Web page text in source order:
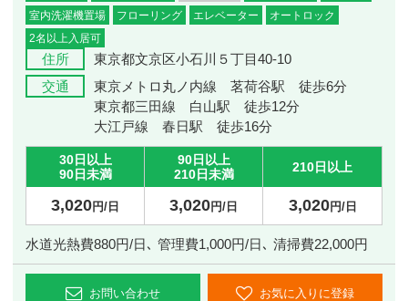
室内洗濯機置場
フローリング エレベーター
オートロック
2名以上入居可
住所
東京都文京区小石川５丁目40-10
交通
東京メトロ丸ノ内線 茗荷谷駅 徒歩6分
東京都三田線 白山駅 徒歩12分
大江戸線 春日駅 徒歩16分
30日以上
90日未満
90日以上
210日未満
210日以上
3,020円/日 3,020円/日 3,020円/日
水道光熱費880円/日､ 管理費1,000円/日､ 清掃費22,000円
お問い合わせ お気に入りに登録